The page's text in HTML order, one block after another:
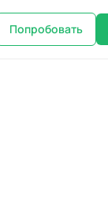
Попробовать